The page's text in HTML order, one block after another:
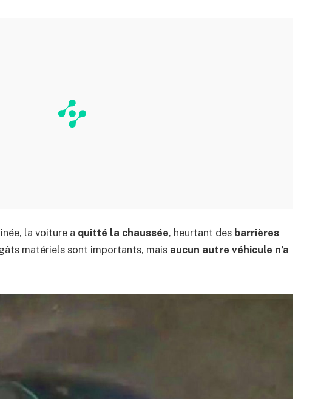
la voiture a quitté la chaussée, heurtant des barrières
matériels sont importants, mais aucun autre véhicule n’a